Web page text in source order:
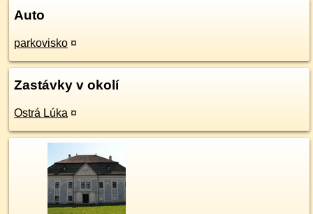
Auto
parkovisko ¤
Zastávky v okolí
Ostrá Lúka ¤